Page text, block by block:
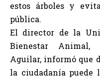
estos árboles y
pública.
El director de la
Bienestar Animal,
Aguilar, informó que
la ciudadanía puede